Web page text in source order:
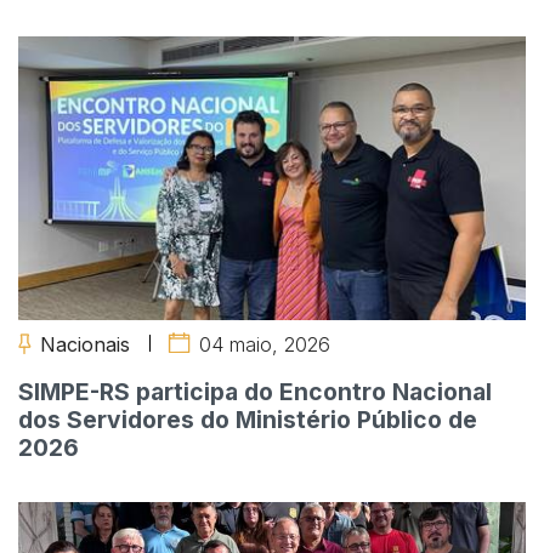
Nacionais 04 maio, 2026
SIMPE-RS participa do Encontro Nacional
dos Servidores do Ministério Público de
2026